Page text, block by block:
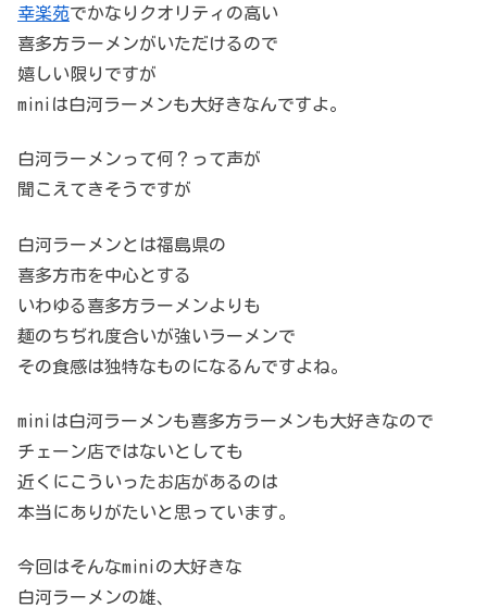
幸楽苑でかなりクオリティの高い
喜多方ラーメンがいただけるので
嬉しい限りですが
miniは白河ラーメンも大好きなんですよ。
白河ラーメンって何？って声が
聞こえてきそうですが
白河ラーメンとは福島県の
喜多方市を中心とする
いわゆる喜多方ラーメンよりも
麺のちぢれ度合いが強いラーメンで
その食感は独特なものになるんですよね。
miniは白河ラーメンも喜多方ラーメンも大好きなので
チェーン店ではないとしても
近くにこういったお店があるのは
本当にありがたいと思っています。
今回はそんなminiの大好きな
白河ラーメンの雄、